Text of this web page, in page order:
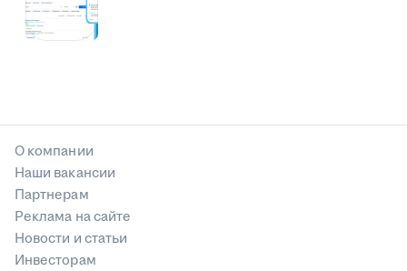
О компании
Наши вакансии
Партнерам
Реклама на сайте
Новости и статьи
Инвесторам